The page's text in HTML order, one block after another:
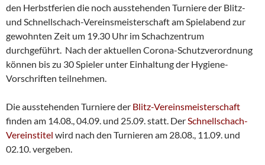
den Herbstferien die noch ausstehenden Turniere der Blitz-
und Schnellschach-Vereinsmeisterschaft am Spielabend zur
gewohnten Zeit um 19.30 Uhr im Schachzentrum
durchgeführt. Nach der aktuellen Corona-Schutzverordnung
können bis zu 30 Spieler unter Einhaltung der Hygiene-
Vorschriften teilnehmen.
Die ausstehenden Turniere der Blitz-Vereinsmeisterschaft
finden am 14.08., 04.09. und 25.09. statt. DerSchnellschach-
Vereinstitel wird nach den Turnieren am 28.08., 11.09. und
02.10. vergeben.